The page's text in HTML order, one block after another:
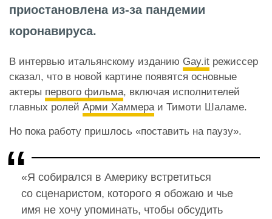
приостановлена из-за пандемии
коронавируса.
В интервью итальянскому изданию Gay.it режиссер
сказал, что в новой картине появятся основные
актеры первого фильма, включая исполнителей
главных ролей Арми Хаммера и Тимоти Шаламе.
Но пока работу пришлось «поставить на паузу».
«Я собирался в Америку встретиться
со сценаристом, которого я обожаю и чье
имя не хочу упоминать, чтобы обсудить